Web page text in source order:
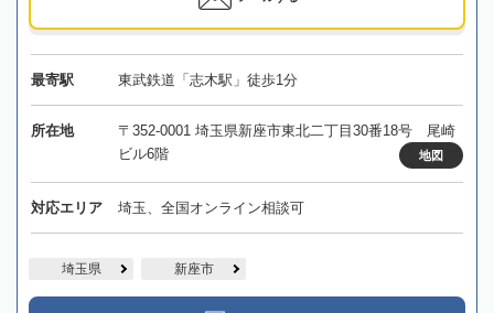
最寄駅 東武鉄道「志木駅」徒歩1分
所在地
〒352-0001 埼玉県新座市東北二丁目30番18号 尾崎
ビル6階
地図
対応エリア 埼玉、全国オンライン相談可
埼玉県 新座市